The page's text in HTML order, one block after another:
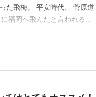
た飛梅。 平安時代、 菅原道
福岡へ飛んだと言われる
物の大階段を登り(エスカ